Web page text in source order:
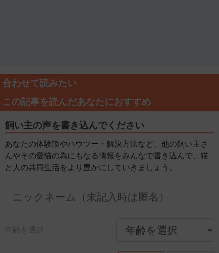
合わせて読みたい
この記事を読んだあなたにおすすめ
飼い主の声を書き込んでください
あなたの体験談やハウツー・解決方法など、他の飼い主さ
んやその愛猫の為にもなる情報をみんなで書き込んで、猫
と人の共同生活をより豊かにしていきましょう。
年齢を選択